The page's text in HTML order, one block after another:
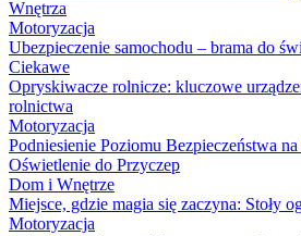
Wnętrza
Motoryzacja
Ubezpieczenie samochodu – brama do
Ciekawe
Opryskiwacze rolnicze: kluczowe
rolnictwa
Motoryzacja
Podniesienie Poziomu Bezpieczeństwa
Oświetlenie do Przyczep
Dom i Wnętrze
Miejsce, gdzie magia się zaczyna: Stoły
Motoryzacja